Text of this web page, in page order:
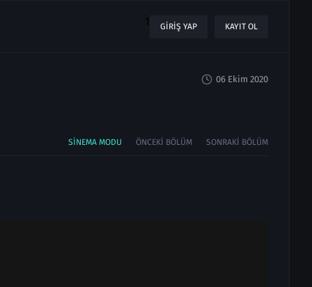
1 GIRIŞ YAP KAYIT OL
06 Ekim 2020
SINEMA MODU ÖNCEKI BÖLÜM SONRAKI BÖLÜM